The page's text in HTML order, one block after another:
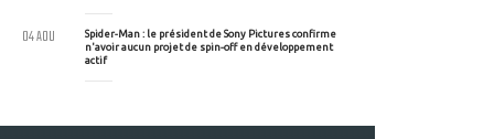
Spider-Man : le président de Sony Pictures confirme
n'avoir aucun projet de spin-off en développement
actif
04 AOU